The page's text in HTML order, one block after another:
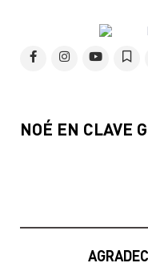
NOÉ EN CLAVE